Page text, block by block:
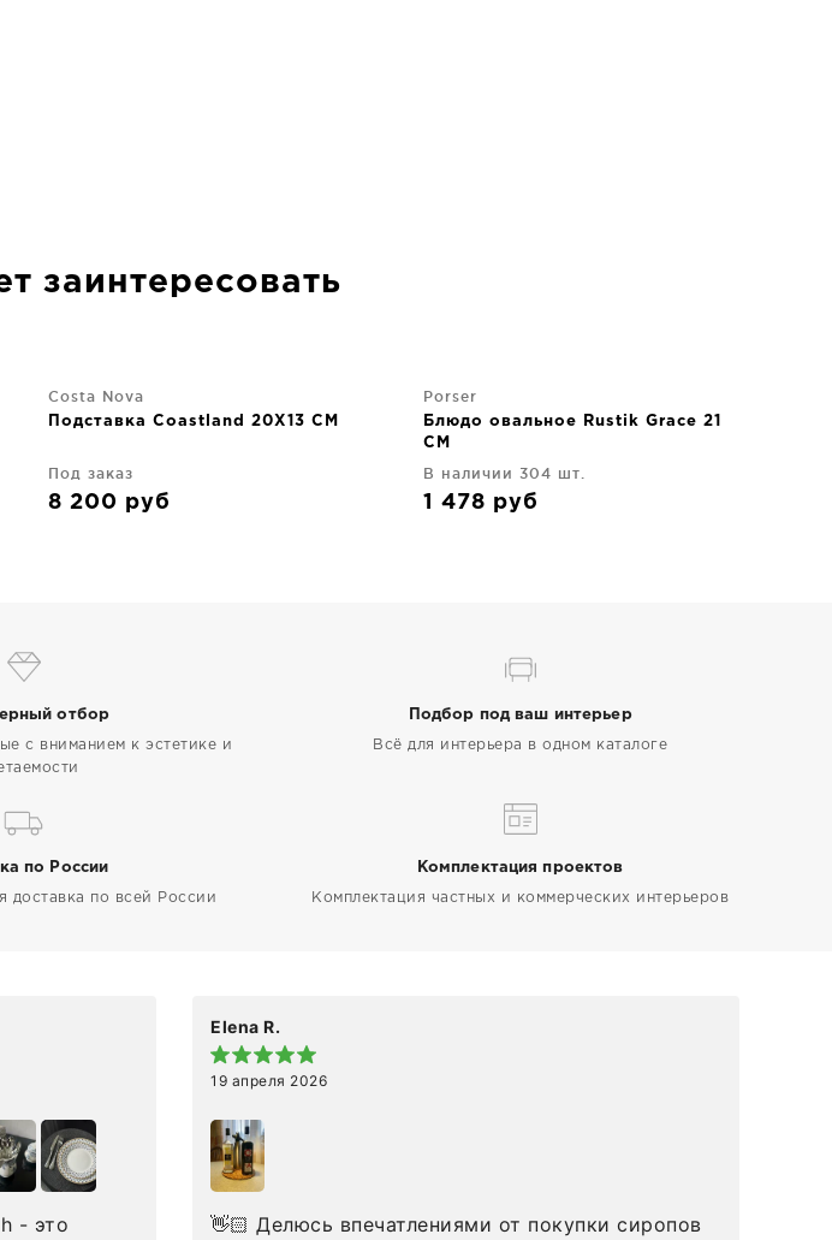
заинтересовать
Costa Nova
Подставка Coastland 20X13 CM
Под заказ
8 200 руб
Porser
Блюдо овальное Rustik Grace 21
CM
В наличии 304 шт.
1 478 руб
отбор
с вниманием к эстетике и
Подбор под ваш интерьер
Всё для интерьера в одном каталоге
по России
доставка по всей России
Комплектация проектов
Комплектация частных и коммерческих интерьеров
- это
Elena R.
19 апреля 2026
👋🏻 Делюсь впечатлениями от покупки сиропов